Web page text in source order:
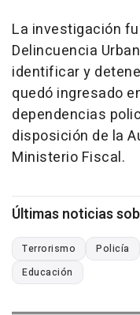
La investigación
Delincuencia
identificar y
quedó ingresado
dependencias
disposición de la
Ministerio Fiscal.
Últimas noticias
Terrorismo Policía
Educación